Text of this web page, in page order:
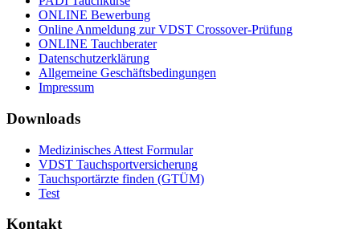
ONLINE Bewerbung
Online Anmeldung zur VDST Crossover-Prüfung
ONLINE Tauchberater
Datenschutzerklärung
Allgemeine Geschäftsbedingungen
Impressum
Downloads
Medizinisches Attest Formular
VDST Tauchsportversicherung
Tauchsportärzte finden (GTÜM)
Test
Kontakt